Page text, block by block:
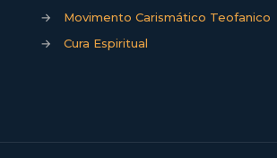
→
Movimento Carismático Teofanico
→
Cura Espiritual